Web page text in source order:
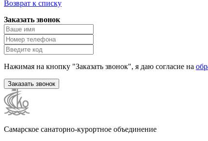
Возврат к списку
Заказать звонок
Нажимая на кнопку "Заказать звонок", я даю согласие на
Заказать звонок
Самарское санаторно-курортное объединение